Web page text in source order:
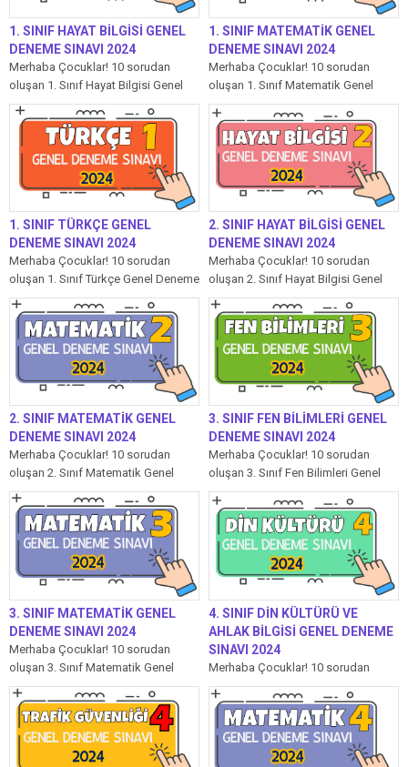
1. SINIF HAYAT BİLGİSİ GENEL
DENEME SINAVI 2024
Merhaba Çocuklar! 10 sorudan
oluşan 1. Sınıf Hayat Bilgisi Genel
Deneme Sınavı’mızda her soru 10...
1. SINIF MATEMATİK GENEL
DENEME SINAVI 2024
Merhaba Çocuklar! 10 sorudan
oluşan 1. Sınıf Matematik Genel
Deneme Sınavı’mızda her soru 10
puandır....
1. SINIF TÜRKÇE GENEL
DENEME SINAVI 2024
Merhaba Çocuklar! 10 sorudan
oluşan 1. Sınıf Türkçe Genel Deneme
Sınavı’mızda her soru 10 puandır....
2. SINIF HAYAT BİLGİSİ GENEL
DENEME SINAVI 2024
Merhaba Çocuklar! 10 sorudan
oluşan 2. Sınıf Hayat Bilgisi Genel
Deneme Sınavı’mızda her soru 10...
2. SINIF MATEMATİK GENEL
DENEME SINAVI 2024
Merhaba Çocuklar! 10 sorudan
oluşan 2. Sınıf Matematik Genel
Deneme Sınavı’mızda her soru 10
puandır....
3. SINIF FEN BİLİMLERİ GENEL
DENEME SINAVI 2024
Merhaba Çocuklar! 10 sorudan
oluşan 3. Sınıf Fen Bilimleri Genel
Deneme Sınavı’mızda her soru 10...
3. SINIF MATEMATİK GENEL
DENEME SINAVI 2024
Merhaba Çocuklar! 10 sorudan
oluşan 3. Sınıf Matematik Genel
Deneme Sınavı’mızda her soru 10
puandır....
4. SINIF DİN KÜLTÜRÜ VE
AHLAK BİLGİSİ GENEL DENEME
SINAVI 2024
Merhaba Çocuklar! 10 sorudan
oluşan 4. Sınıf Din Kültürü ve Ahlak
Bilgisi Genel Deneme Sınavı’mızda...